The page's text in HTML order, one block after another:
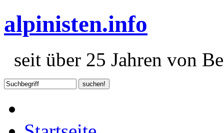
alpinisten.info
seit über 25 Jahren von